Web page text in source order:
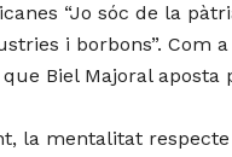
“Jo sóc de la
i borbons”.
Biel Majoral aposta
la mentalitat